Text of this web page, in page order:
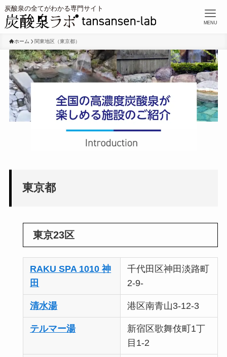
MENU
ホーム 関東地区（東京都）
東京都
東京23区
RAKU SPA 1010 神
田
千代田区神田淡路町
2-9-
清水湯 港区南青山3-12-3
テルマー湯
新宿区歌舞伎町1丁
目1-2